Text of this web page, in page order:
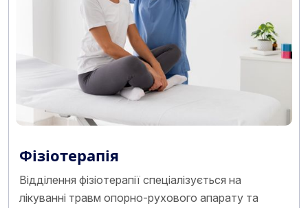
Фізіотерапія
Відділення фізіотерапії спеціалізується на
лікуванні травм опорно-рухового апарату та